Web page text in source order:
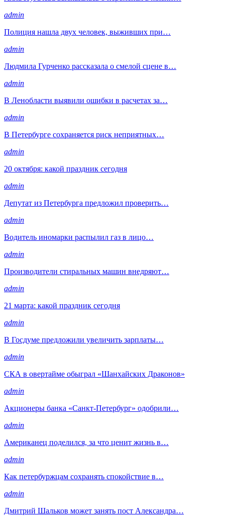
admin
Полиция нашла двух человек, выживших при…
admin
Людмила Гурченко рассказала о смелой сцене в…
admin
В Ленобласти выявили ошибки в расчетах за…
admin
В Петербурге сохраняется риск неприятных…
admin
20 октября: какой праздник сегодня
admin
Депутат из Петербурга предложил проверить…
admin
Водитель иномарки распылил газ в лицо…
admin
Производители стиральных машин внедряют…
admin
21 марта: какой праздник сегодня
admin
В Госдуме предложили увеличить зарплаты…
admin
СКА в овертайме обыграл «Шанхайских Драконов»
admin
Акционеры банка «Санкт-Петербург» одобрили…
admin
Американец поделился, за что ценит жизнь в…
admin
Как петербуржцам сохранять спокойствие в…
admin
Дмитрий Шальков может занять пост Александра…